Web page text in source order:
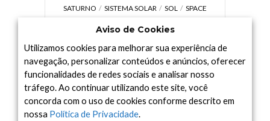
SATURNO
SISTEMA SOLAR SOL
SPACE
UNIVERSO
VÍDEO
Arquivo
Arquivo
Aviso de Cookies
Utilizamos cookies para melhorar sua experiência de
navegação, personalizar conteúdos e anúncios, oferecer
funcionalidades de redes sociais e analisar nosso
tráfego. Ao continuar utilizando este site, você
concorda com o uso de cookies conforme descrito em
nossa Política de Privacidade.